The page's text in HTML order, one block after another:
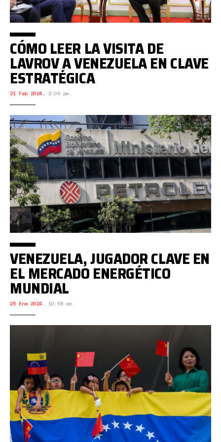
CÓMO LEER LA VISITA DE
LAVROV A VENEZUELA EN CLAVE
ESTRATÉGICA
21 Feb 2024 , 2:06 pm.
VENEZUELA, JUGADOR CLAVE EN
EL MERCADO ENERGÉTICO
MUNDIAL
25 Ene 2024 , 10:58 am.